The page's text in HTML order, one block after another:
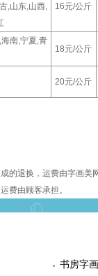
,山东,山西,
16元/公斤
南,宁夏,青
18元/公斤
20元/公斤
的退换，运费由字画美
费由顾客承担。
书房字